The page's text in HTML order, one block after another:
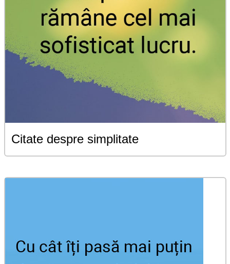
Citate despre simplitate